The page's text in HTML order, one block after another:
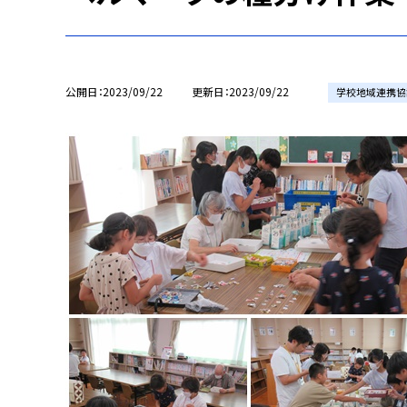
公開日 2023/09/22 更新日 2023/09/22 学校地域連携